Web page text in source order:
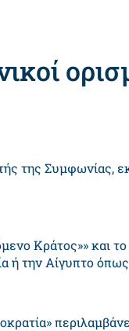
της Συμφωνίας,
Κράτος»» και
ή την Αίγυπτο όπως